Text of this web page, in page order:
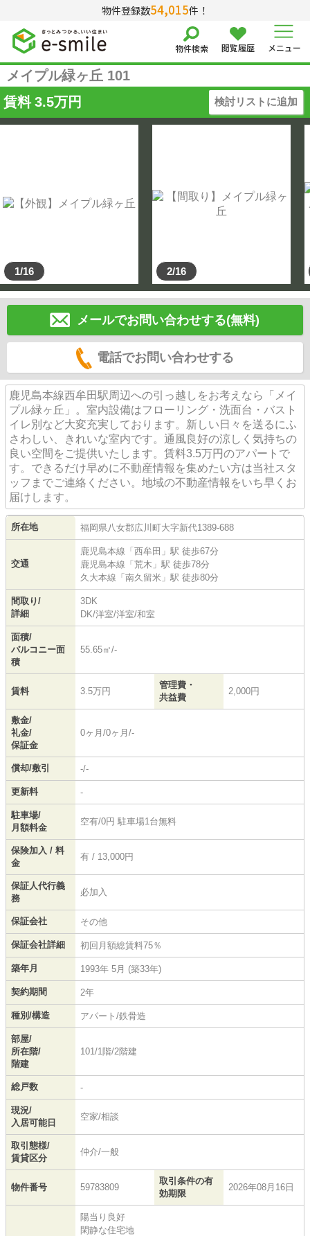
物件登録数54,015件！
物件検索 閲覧履歴 メニュー
メイプル緑ヶ丘 101
賃料 3.5万円 検討リストに追加
1/16 2/16
メールでお問い合わせする(無料)
電話でお問い合わせする
鹿児島本線西牟田駅周辺への引っ越しをお考えなら「メイ
プル緑ヶ丘」。室内設備はフローリング・洗面台・バスト
イレ別など大変充実しております。新しい日々を送るにふ
さわしい、きれいな室内です。通風良好の涼しく気持ちの
良い空間をご提供いたします。賃料3.5万円のアパートで
す。できるだけ早めに不動産情報を集めたい方は当社スタ
ッフまでご連絡ください。地域の不動産情報をいち早くお
届けします。
所在地 福岡県 八女郡広川町大字新代1389-688
交通
鹿児島本線 「西牟田 」駅 徒歩67分
鹿児島本線 「荒木 」駅 徒歩78分
久大本線 「南久留米 」駅 徒歩80分
間取り/
詳細
3DK
DK/洋室/洋室/和室
面積/
バルコニー面
積
55.65㎡/-
賃料 3.5万円
管理費・
共益費
2,000円
敷金/
礼金/
保証金
0ヶ月/0ヶ月/-
償却/敷引 -/-
更新料 -
駐車場/
月額料金
空有/0円 駐車場1台無料
保険加入 / 料
金
有 / 13,000円
保証人代行義
務
必加入
保証会社 その他
保証会社詳細 初回月額総賃料75％
築年月 1993年 5月 (築33年)
契約期間 2年
種別/構造 アパート/鉄骨造
部屋/
所在階/
階建
101/1階/2階建
総戸数 -
現況/
入居可能日
空家/相談
取引態様/
賃貸区分
仲介/一般
物件番号 59783809
取引条件の有
効期限
2026年08月16日
陽当り良好
閑静な住宅地